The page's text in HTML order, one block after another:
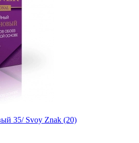
35/ Svoy Znak (20)